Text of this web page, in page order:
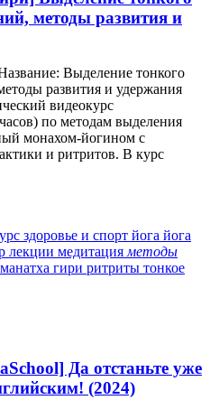
методы развития и
Выделение тонкого
развития и удержания
видеокурс
по методам выделения
монахом-йогином с
и ритритов. В курс
здоровье и спорт йога йога
лекции медитация методы
гири ритриты тонкое
Да отстаньте уже
(2024)